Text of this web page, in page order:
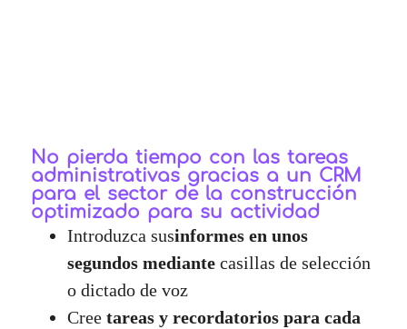
No pierda tiempo con las tareas
administrativas gracias a un CRM
para el sector de la construcción
optimizado para su actividad
Introduzca susinformes en unos
segundos mediantecasillas de selección
o dictado de voz
Creetareas y recordatorios para cada